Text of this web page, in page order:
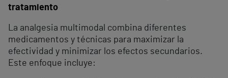
tratamiento
La analgesia multimodal combina diferentes
medicamentos y técnicas para maximizar la
efectividad y minimizar los efectos secundarios.
Este enfoque incluye: